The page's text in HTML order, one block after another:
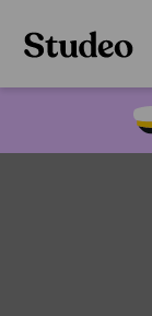
Preppaaja